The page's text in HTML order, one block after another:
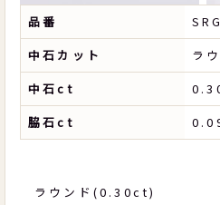
品番
中石カット
ラ
中石ct
脇石ct
ラウンド(0.30ct)